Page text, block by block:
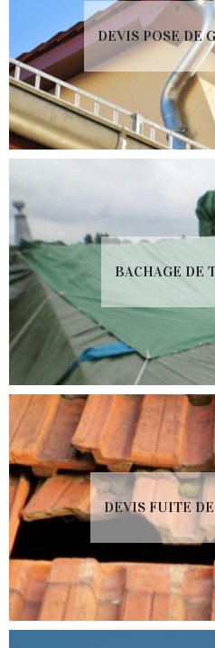
DEVIS POSE DE
BACHAGE DE
DEVIS FUITE